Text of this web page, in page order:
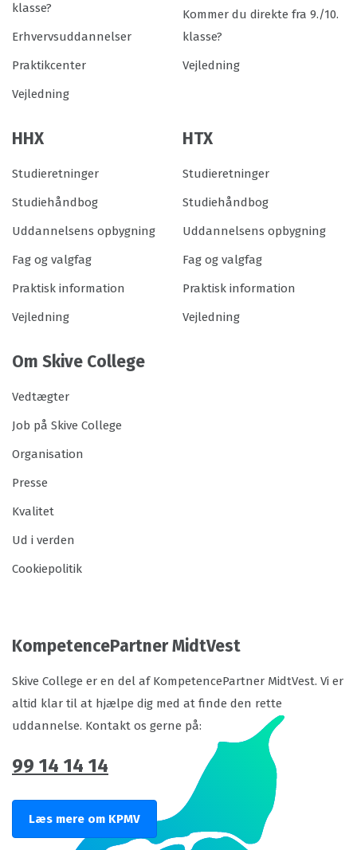
klasse?
Erhvervsuddannelser
Praktikcenter
Vejledning
Kommer du direkte fra 9./10.
klasse?
Vejledning
HHX
Studieretninger
Studiehåndbog
Uddannelsens opbygning
Fag og valgfag
Praktisk information
Vejledning
HTX
Studieretninger
Studiehåndbog
Uddannelsens opbygning
Fag og valgfag
Praktisk information
Vejledning
Om Skive College
Vedtægter
Job på Skive College
Organisation
Presse
Kvalitet
Ud i verden
Cookiepolitik
KompetencePartner MidtVest
Skive College er en del af KompetencePartner MidtVest. Vi er
altid klar til at hjælpe dig med at finde den rette
uddannelse. Kontakt os gerne på:
99 14 14 14
Læs mere om KPMV